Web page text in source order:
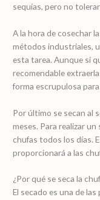
sequías, pero no
A la hora de cosechar
métodos industriales,
esta tarea. Aunque si
recomendable
forma escrupulosa
Por último se secan al
meses. Para realizar
chufas todos los días.
proporcionará a las
¿Por qué se seca la
El secado es una de